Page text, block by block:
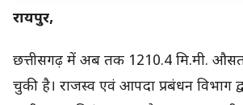
रायपुर,
छत्तीसगढ़ में अब तक 1210.4 मि.मी. औसत
चुकी है। राजस्व एवं आपदा प्रबंधन विभाग